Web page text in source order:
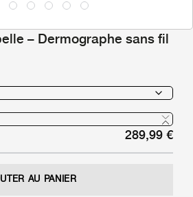
– Dermographe sans fil
289,99€
AU PANIER